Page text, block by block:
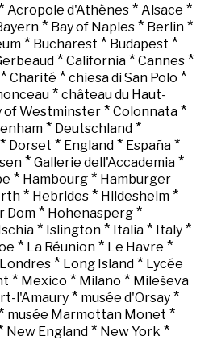
Acropole d'Athènes* Alsace *
* Bay of Naples * Berlin *
* Bucharest * Budapest *
* California* Cannes*
* Charité * chiesa di San Polo *
* château du Haut-
of Westminster * Colonnata *
* Deutschland*
* Dorset * England* España*
* Gallerie dell'Accademia*
* Hambourg * Hamburger
* Hebrides* Hildesheim*
Dom * Hohenasperg *
Ischia * Islington * Italia * Italy *
* La Réunion* Le Havre *
Londres* Long Island* Lycée
* Mexico * Milano * Mileševa
l'Amaury * musée d'Orsay *
musée Marmottan Monet *
New England* New York *